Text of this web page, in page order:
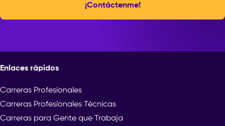
¡Contáctenme!
Enlaces rápidos
Carreras Profesionales
Carreras Profesionales Técnicas
Carreras para Gente que Trabaja